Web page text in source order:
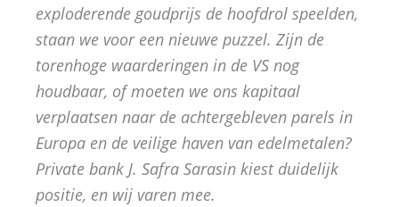
exploderende goudprijs de hoofdrol speelden,
staan we voor een nieuwe puzzel. Zijn de
torenhoge waarderingen in de VS nog
houdbaar, of moeten we ons kapitaal
verplaatsen naar de achtergebleven parels in
Europa en de veilige haven van edelmetalen?
Private bank J. Safra Sarasin kiest duidelijk
positie, en wij varen mee.